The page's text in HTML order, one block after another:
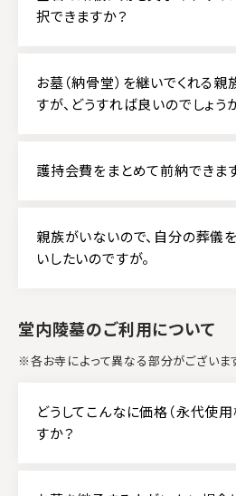
択できますか？
お墓（納骨堂）を継いでくれる
すが、どうすれば良いのでしょう
護持会費をまとめて前納できま
親族がいないので、自分の葬儀
いしたいのですが。
堂内陵墓のご利用について
※各お寺によって異なる部分がございま
どうしてこんなに価格（永代使
すか？